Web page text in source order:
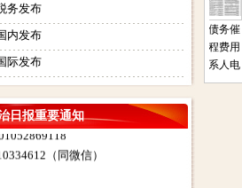
务发布
内发布
际发布
报重要通知
公汇款：户名：法报文化
北京）有限公司（法治日
账号：
开户行：
商银行望京支行营业部 其
款方式请致电广告部咨询电
（同微信）
明公
多少
法治日报司法房产普
通拍卖公告电话联系
方式联系人地址在那
法治日报债权债务催
收公告登报流程费用
电话是多少联系人电
话